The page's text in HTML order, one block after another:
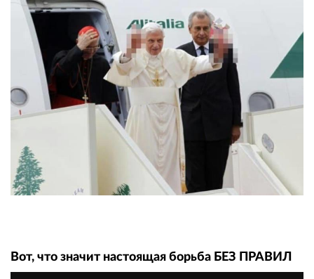
Вот, что значит настоящая борьба БЕЗ ПРАВИЛ